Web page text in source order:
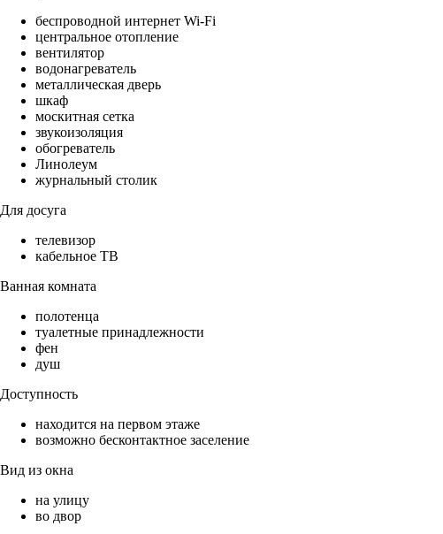
беспроводной интернет Wi-Fi
центральное отопление
вентилятор
водонагреватель
металлическая дверь
шкаф
москитная сетка
звукоизоляция
обогреватель
Линолеум
журнальный столик
Для досуга
телевизор
кабельное ТВ
Ванная комната
полотенца
туалетные принадлежности
фен
душ
Доступность
находится на первом этаже
возможно бесконтактное заселение
Вид из окна
на улицу
во двор